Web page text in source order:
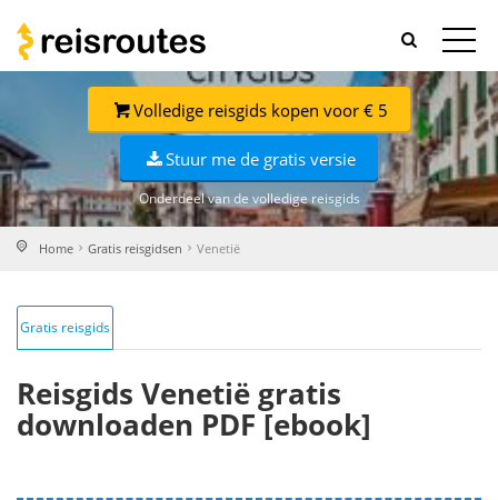
Volledige reisgids kopen voor € 5
Stuur me de gratis versie
Onderdeel van de volledige reisgids
Home Gratis reisgidsen Venetië
Gratis reisgids
Reisgids Venetië gratis
downloaden PDF [ebook]